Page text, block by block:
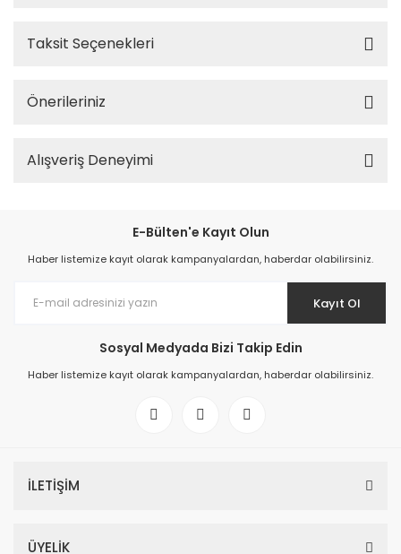
Taksit Seçenekleri
Önerileriniz
Alışveriş Deneyimi
E-Bülten'e Kayıt Olun
Haber listemize kayıt olarak kampanyalardan, haberdar olabilirsiniz.
Kayıt Ol
Sosyal Medyada Bizi Takip Edin
Haber listemize kayıt olarak kampanyalardan, haberdar olabilirsiniz.
İLETİŞİM
ÜYELİK